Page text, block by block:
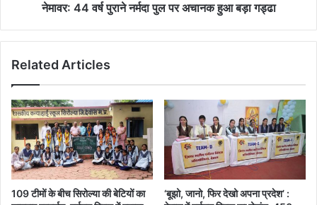
नेमावर: 44 वर्ष पुराने नर्मदा पुल पर अचानक हुआ बड़ा गड्ढा
Related Articles
109 टीमों के बीच सिरोल्या की बेटियों का
‘बूझो, जानो, फिर देखो अपना प्रदेश’ :